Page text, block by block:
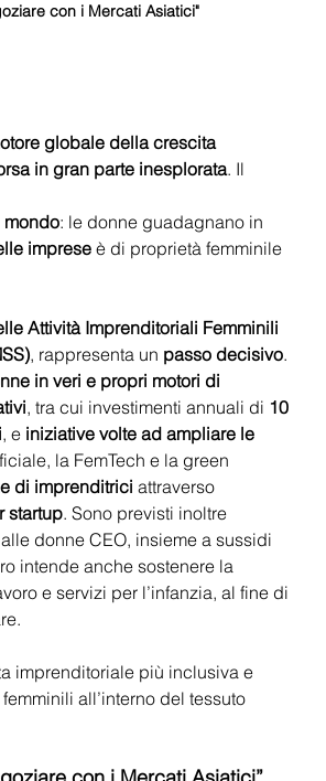
con i Mercati Asiatici"
globale della crescita
in gran parte inesplorata. Il
: le donne guadagnano in
imprese è di proprietà femminile
Attività Imprenditoriali Femminili
, rappresenta un passo decisivo.
in veri e propri motori di
, tra cui investimenti annuali di 10
, e iniziative volte ad ampliare le
la FemTech e la green
di imprenditrici attraverso
startup. Sono previsti inoltre
donne CEO, insieme a sussidi
intende anche sostenere la
e servizi per l’infanzia, al fine di
imprenditoriale più inclusiva e
all’interno del tessuto